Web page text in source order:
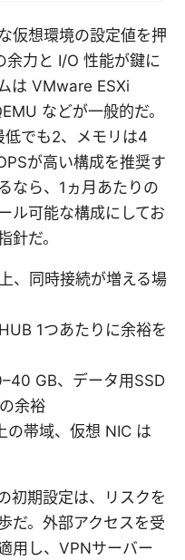
仮想環境の設定値を押
余力と I/O 性能が鍵に
は VMware ESXi
などが一般的だ。
低でも2、メモリは4
が高い構成を推奨す
なら、1ヵ月あたりの
ル可能な構成にしてお
針だ。
、同時接続が増える場
1つあたりに余裕を
GB、データ用SSD
余裕
の帯域、仮想 NIC は
初期設定は、リスクを
だ。外部アクセスを受
用し、VPNサーバー